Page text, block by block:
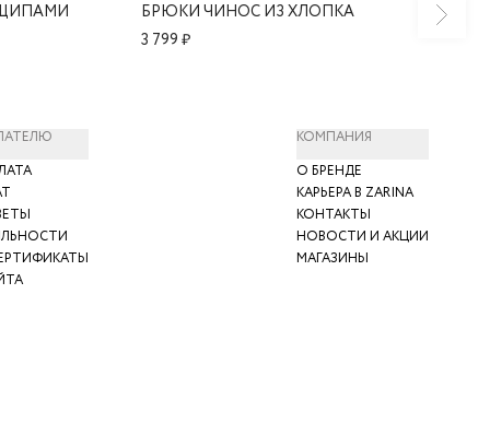
БРЮКИ ЧИНОС ИЗ ХЛОПКА
3 799 ₽
КОМПАНИЯ
О БРЕНДЕ
КАРЬЕРА В ZARINA
КОНТАКТЫ
НОВОСТИ И АКЦИИ
МАГАЗИНЫ